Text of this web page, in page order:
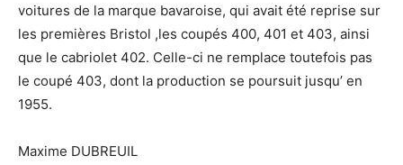
voitures de la marque bavaroise, qui avait été reprise sur
les premières Bristol ,les coupés 400, 401 et 403, ainsi
que le cabriolet 402. Celle-ci ne remplace toutefois pas
le coupé 403, dont la production se poursuit jusqu’ en
1955.
Maxime DUBREUIL